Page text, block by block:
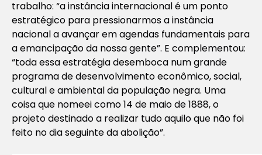
trabalho: “a instância internacional é um ponto
estratégico para pressionarmos a instância
nacional a avançar em agendas fundamentais para
a emancipação da nossa gente”. E complementou:
“toda essa estratégia desemboca num grande
programa de desenvolvimento econômico, social,
cultural e ambiental da população negra. Uma
coisa que nomeei como 14 de maio de 1888, o
projeto destinado a realizar tudo aquilo que não foi
feito no dia seguinte da abolição”.